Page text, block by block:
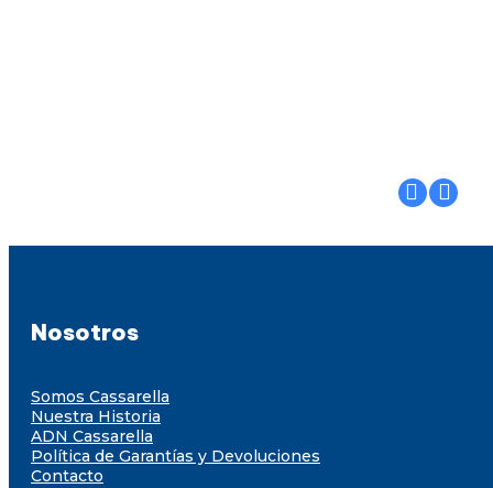
Nosotros
Somos Cassarella
Nuestra Historia
ADN Cassarella
Política de Garantías y Devoluciones
Contacto